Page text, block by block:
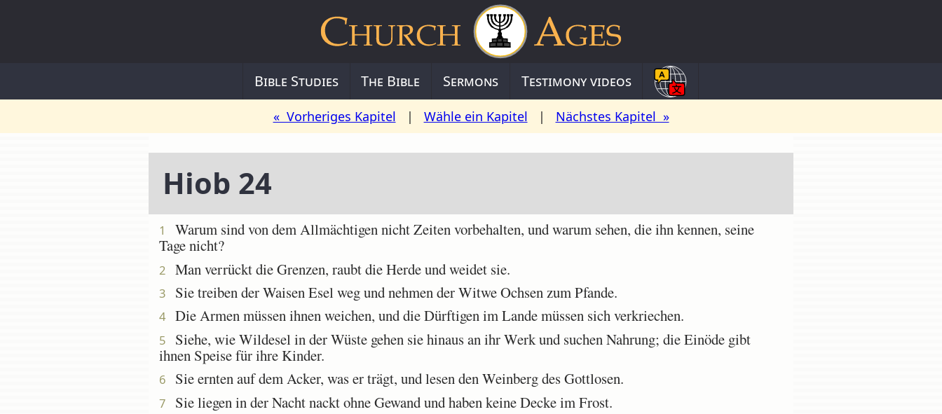
Bible Studies The Bible Sermons Testimony videos
« Vorheriges Kapitel | Wähle ein Kapitel | Nächstes Kapitel »
Hiob 24
1
Warum sind von dem Allmächtigen nicht Zeiten vorbehalten, und warum sehen, die ihn kennen, seine
Tage nicht?
2 Man verrückt die Grenzen, raubt die Herde und weidet sie.
3 Sie treiben der Waisen Esel weg und nehmen der Witwe Ochsen zum Pfande.
4 Die Armen müssen ihnen weichen, und die Dürftigen im Lande müssen sich verkriechen.
5
Siehe, wie Wildesel in der Wüste gehen sie hinaus an ihr Werk und suchen Nahrung; die Einöde gibt
ihnen Speise für ihre Kinder.
6 Sie ernten auf dem Acker, was er trägt, und lesen den Weinberg des Gottlosen.
7 Sie liegen in der Nacht nackt ohne Gewand und haben keine Decke im Frost.